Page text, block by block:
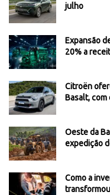
julho
Expansão
20% a
Citroën
Basalt, com
Oeste da
expedição
Como a